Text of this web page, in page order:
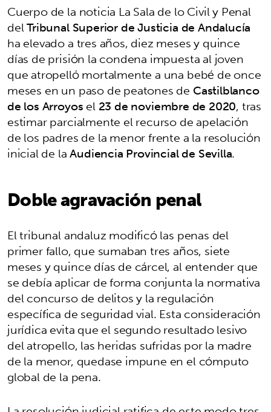
Cuerpo de la noticia La Sala de lo Civil y Penal
delTribunal Superior de Justicia de Andalucía
ha elevado a tres años, diez meses y quince
días de prisión la condena impuesta al joven
que atropelló mortalmente a una bebé de once
meses en un paso de peatones de Castilblanco
de los Arroyosel23 de noviembre de 2020, tras
estimar parcialmente el recurso de apelación
de los padres de la menor frente a la resolución
inicial de laAudiencia Provincial de Sevilla.
Doble agravación penal
El tribunal andaluz modificó las penas del
primer fallo, que sumaban tres años, siete
meses y quince días de cárcel, al entender que
se debía aplicar de forma conjunta la normativa
del concurso de delitos y la regulación
específica de seguridad vial. Esta consideración
jurídica evita que el segundo resultado lesivo
del atropello, las heridas sufridas por la madre
de la menor, quedase impune en el cómputo
global de la pena.